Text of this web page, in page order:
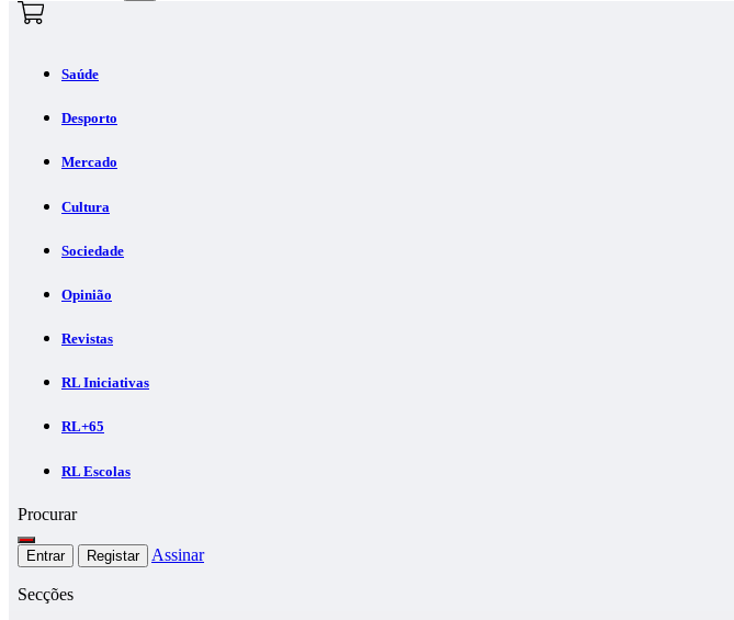
Saúde
Desporto
Mercado
Cultura
Sociedade
Opinião
Revistas
RL Iniciativas
RL+65
RL Escolas
Procurar
Entrar Registar Assinar
Secções